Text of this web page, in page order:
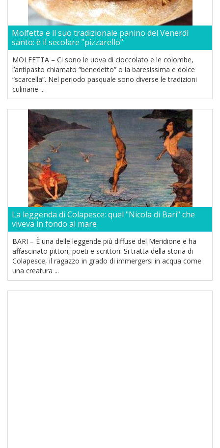
Molfetta e il suo tradizionale panino del Venerdì
santo: è il secolare "pizzarello"
MOLFETTA – Ci sono le uova di cioccolato e le colombe,
l’antipasto chiamato “benedetto” o la baresissima e dolce
“scarcella”. Nel periodo pasquale sono diverse le tradizioni
culinarie ...
La leggenda di Colapesce: quel "Nicola di Bari" che
viveva in fondo al mare
BARI – È una delle leggende più diffuse del Meridione e ha
affascinato pittori, poeti e scrittori. Si tratta della storia di
Colapesce, il ragazzo in grado di immergersi in acqua come
una creatura ...